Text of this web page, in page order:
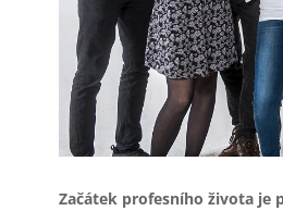
Začátek profesního života je